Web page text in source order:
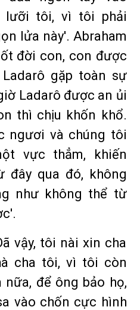
lưỡi tôi, vì tôi phải
lửa này'. Abraham
đời con, con được
gặp toàn sự
Ladarô được an ủi
thì chịu khốn khổ.
ngươi và chúng tôi
vực thẳm, khiến
đây qua đó, không
như không thể từ
vậy, tôi nài xin cha
cha tôi, vì tôi còn
để ông bảo họ,
vào chốn cực hình